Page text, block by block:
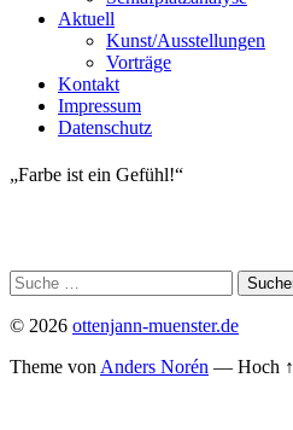
Aktuell
Kunst/Ausstellungen
Vorträge
Kontakt
Impressum
Datenschutz
„Farbe ist ein Gefühl!“
© 2026 ottenjann-muenster.de
Theme vonAnders Norén — Hoch ↑